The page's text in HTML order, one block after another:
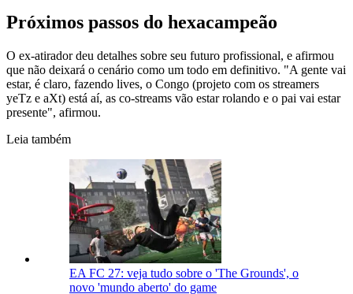
Próximos passos do hexacampeão
O ex-atirador deu detalhes sobre seu futuro profissional, e afirmou
que não deixará o cenário como um todo em definitivo. "A gente vai
estar, é claro, fazendo lives, o Congo (projeto com os streamers
yeTz e aXt) está aí, as co-streams vão estar rolando e o pai vai estar
presente", afirmou.
Leia também
EA FC 27: veja tudo sobre o 'The Grounds', o
novo 'mundo aberto' do game